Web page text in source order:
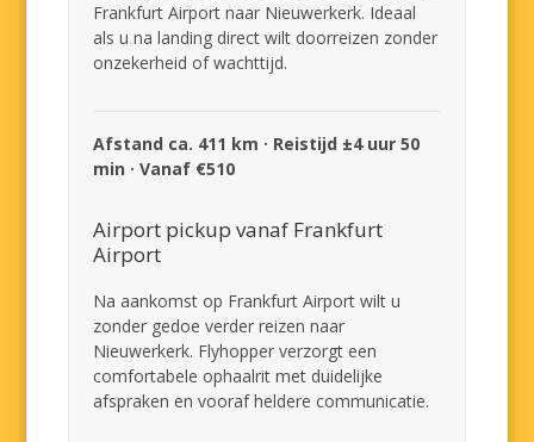
Frankfurt Airport naar Nieuwerkerk. Ideaal
als u na landing direct wilt doorreizen zonder
onzekerheid of wachttijd.
Afstand ca. 411 km · Reistijd ±4 uur 50
min · Vanaf €510
Airport pickup vanaf Frankfurt
Airport
Na aankomst op Frankfurt Airport wilt u
zonder gedoe verder reizen naar
Nieuwerkerk. Flyhopper verzorgt een
comfortabele ophaalrit met duidelijke
afspraken en vooraf heldere communicatie.